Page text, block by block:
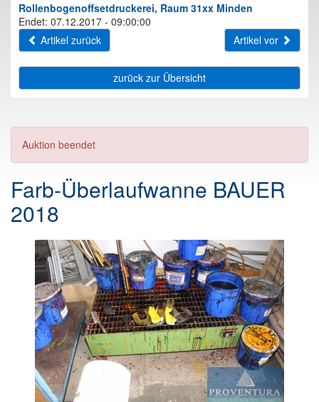
Rollenbogenoffsetdruckerei, Raum 31xx Minden
Endet: 07.12.2017 - 09:00:00
Artikel zurück
Artikel vor
zurück zur Übersicht
Auktion beendet
Farb-Überlaufwanne BAUER
2018